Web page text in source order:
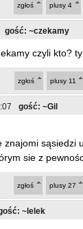
plusy 4
zgłoś
gość: ~czekamy
czyli kto?
plusy 11
zgłoś
gość: ~Gil
znajomi sąsiedzi
sie z
plusy 27
zgłoś
~lelek